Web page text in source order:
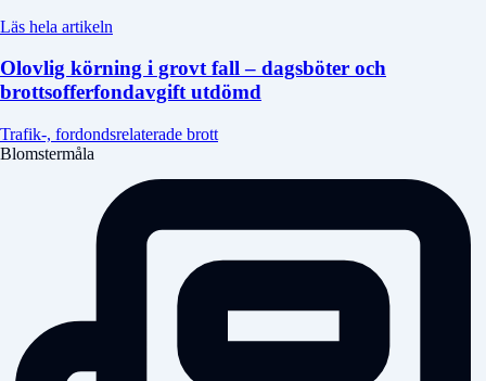
Läs hela artikeln
Olovlig körning i grovt fall – dagsböter och
brottsofferfondavgift utdömd
Trafik-, fordondsrelaterade brott
Blomstermåla